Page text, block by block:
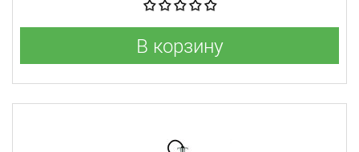
В корзину